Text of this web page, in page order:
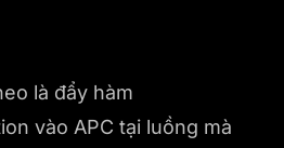
là đẩy hàm
vào APC tại luồng mà